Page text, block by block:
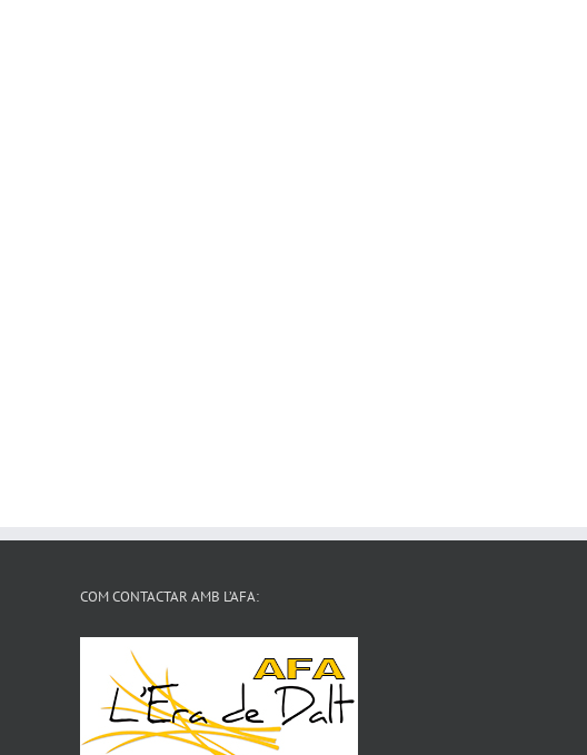
COM CONTACTAR AMB L’AFA: